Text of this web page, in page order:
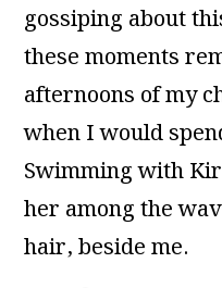
gossiping about
these moments
afternoons of my
when I would
Swimming with
her among the
hair, beside me.